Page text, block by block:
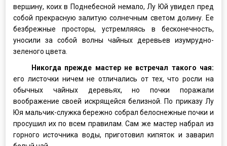
вершину, коих в Поднебесной немало, Лу Юй увидел пред
собой прекрасную залитую солнечным светом долину. Ее
безбрежные просторы, устремляясь в бесконечность,
уносили за собой волны чайных деревьев изумрудно-
зеленого цвета.
Никогда прежде мастер не встречал такого чая:
его листочки ничем не отличались от тех, что росли на
обычных чайных деревьях, но почки поражали
воображение своей искрящейся белизной. По приказу Лу
Юя мальчик-служка бережно собрал белоснежные почки и
просушил их по всем правилам. Сам же мастер набрал из
горного источника воды, приготовил кипяток и заварил